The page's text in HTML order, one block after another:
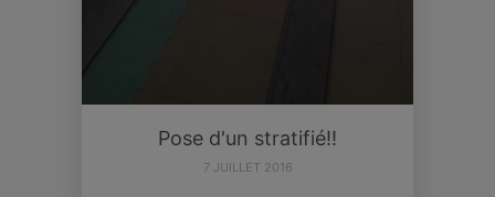
Pose d'un stratifié!!
7 JUILLET 2016